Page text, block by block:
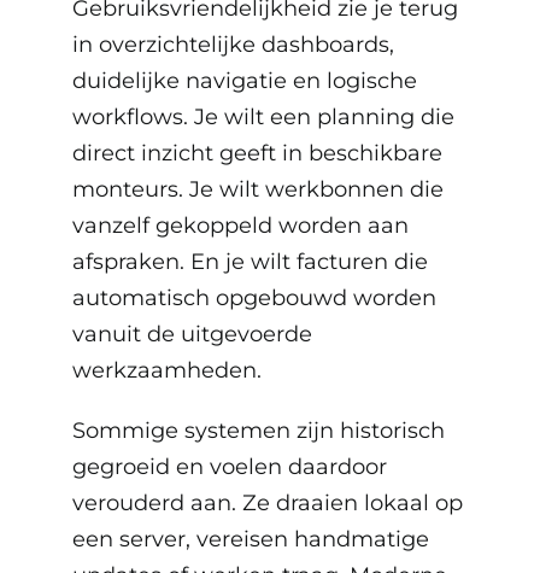
Gebruiksvriendelijkheid zie je terug
in overzichtelijke dashboards,
duidelijke navigatie en logische
workflows. Je wilt een planning die
direct inzicht geeft in beschikbare
monteurs. Je wilt werkbonnen die
vanzelf gekoppeld worden aan
afspraken. En je wilt facturen die
automatisch opgebouwd worden
vanuit de uitgevoerde
werkzaamheden.
Sommige systemen zijn historisch
gegroeid en voelen daardoor
verouderd aan. Ze draaien lokaal op
een server, vereisen handmatige